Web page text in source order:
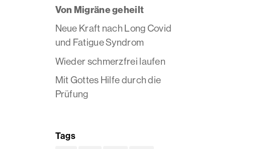
Von Migräne geheilt
Neue Kraft nach Long Covid
und Fatigue Syndrom
Wieder schmerzfrei laufen
Mit Gottes Hilfe durch die
Prüfung
Tags